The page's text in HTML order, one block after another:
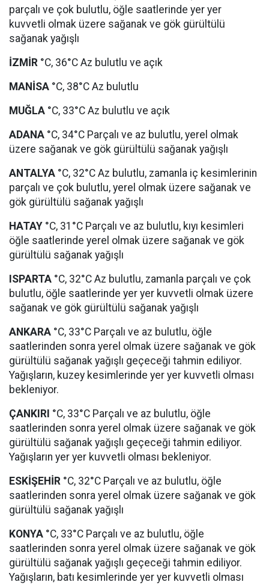
parçalı ve çok bulutlu, öğle saatlerinde yer yer
kuvvetli olmak üzere sağanak ve gök gürültülü
sağanak yağışlı
İZMİR °C, 36°C Az bulutlu ve açık
MANİSA °C, 38°C Az bulutlu
MUĞLA °C, 33°C Az bulutlu ve açık
ADANA °C, 34°C Parçalı ve az bulutlu, yerel olmak
üzere sağanak ve gök gürültülü sağanak yağışlı
ANTALYA °C, 32°C Az bulutlu, zamanla iç kesimlerinin
parçalı ve çok bulutlu, yerel olmak üzere sağanak ve
gök gürültülü sağanak yağışlı
HATAY °C, 31°C Parçalı ve az bulutlu, kıyı kesimleri
öğle saatlerinde yerel olmak üzere sağanak ve gök
gürültülü sağanak yağışlı
ISPARTA °C, 32°C Az bulutlu, zamanla parçalı ve çok
bulutlu, öğle saatlerinde yer yer kuvvetli olmak üzere
sağanak ve gök gürültülü sağanak yağışlı
ANKARA °C, 33°C Parçalı ve az bulutlu, öğle
saatlerinden sonra yerel olmak üzere sağanak ve gök
gürültülü sağanak yağışlı geçeceği tahmin ediliyor.
Yağışların, kuzey kesimlerinde yer yer kuvvetli olması
bekleniyor.
ÇANKIRI °C, 33°C Parçalı ve az bulutlu, öğle
saatlerinden sonra yerel olmak üzere sağanak ve gök
gürültülü sağanak yağışlı geçeceği tahmin ediliyor.
Yağışların yer yer kuvvetli olması bekleniyor.
ESKİŞEHİR °C, 32°C Parçalı ve az bulutlu, öğle
saatlerinden sonra yerel olmak üzere sağanak ve gök
gürültülü sağanak yağışlı
KONYA °C, 33°C Parçalı ve az bulutlu, öğle
saatlerinden sonra yerel olmak üzere sağanak ve gök
gürültülü sağanak yağışlı geçeceği tahmin ediliyor.
Yağışların, batı kesimlerinde yer yer kuvvetli olması